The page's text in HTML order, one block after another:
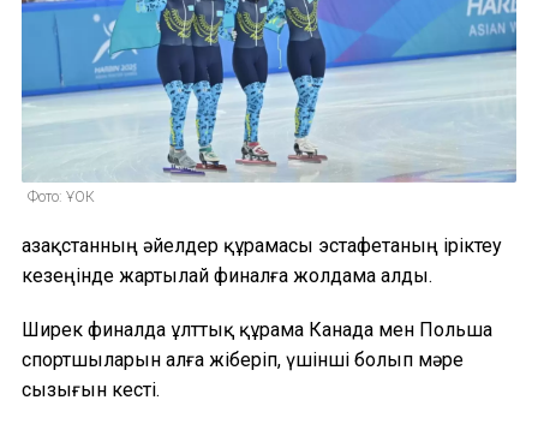
Фото: ҰОК
Қазақстанның әйелдер құрамасы эстафетаның іріктеу
кезеңінде жартылай финалға жолдама алды.
Ширек финалда ұлттық құрама Канада мен Польша
спортшыларын алға жіберіп, үшінші болып мәре
сызығын кесті.